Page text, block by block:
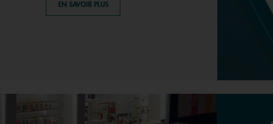
EN SAVOIR PLUS